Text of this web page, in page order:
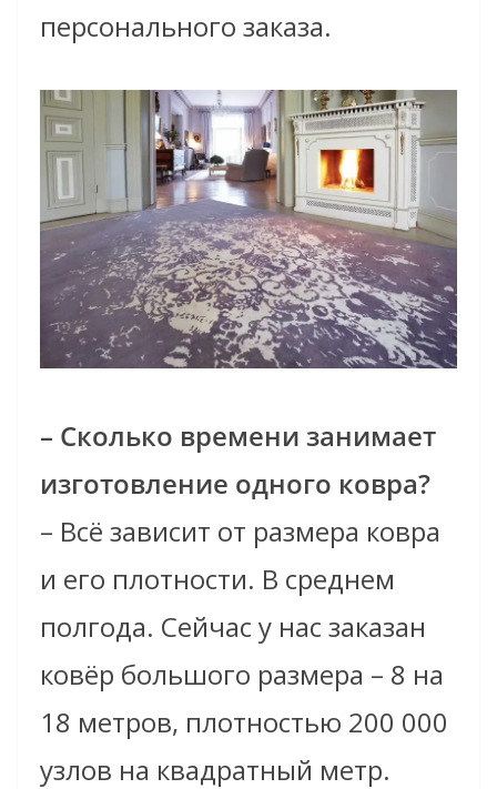
персонального заказа.
– Сколько времени занимает
изготовление одного ковра?
– Всё зависит от размера ковра
и его плотности. В среднем
полгода. Сейчас у нас заказан
ковёр большого размера – 8 на
18 метров, плотностью 200 000
узлов на квадратный метр.